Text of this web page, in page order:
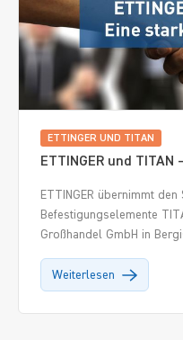
ETTINGER UND TITAN
ETTINGER und
ETTINGER übernimmt
Befestigungselemente
Großhandel GmbH in
Weiterlesen